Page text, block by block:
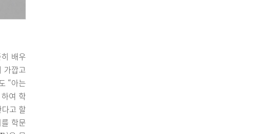
배우
가깝고
“아는
여 학
고 할
학문